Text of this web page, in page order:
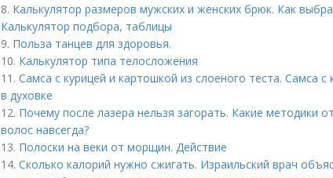
8. Калькулятор размеров мужских и женских брюк. Как
Калькулятор подбора, таблицы
9. Польза танцев для здоровья.
10. Калькулятор типа телосложения
11. Самса с курицей и картошкой из слоеного теста. Самса
в духовке
12. Почему после лазера нельзя загорать. Какие методики
волос навсегда?
13. Полоски на веки от морщин. Действие
14. Сколько калорий нужно сжигать. Израильский врач